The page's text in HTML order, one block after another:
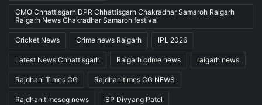
CMO Chhattisgarh DPR Chhattisgarh Chakradhar Samaroh Raigarh
Raigarh News Chakradhar Samaroh festival
Cricket News Crime news Raigarh IPL 2026
Latest News Chhattisgarh Raigarh crime news raigarh news
Rajdhani Times CG Rajdhanitimes CG NEWS
Rajdhanitimescg news SP Divyang Patel